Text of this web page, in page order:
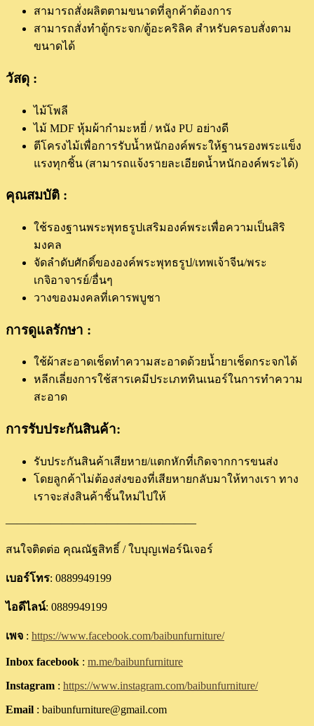
สามารถสั่งผลิตตามขนาดที่ลูกค้าต้องการ
สามารถสั่งทำตู้กระจก/ตู้อะคริลิค สำหรับครอบสั่งตาม
ขนาดได้
วัสดุ :
ไม้โพลี
ไม้ MDF หุ้มผ้ากำมะหยี่ / หนัง PU อย่างดี
ตีโครงไม้เพื่อการรับน้ำหนักองค์พระให้ฐานรองพระแข็ง
แรงทุกชิ้น (สามารถแจ้งรายละเอียดน้ำหนักองค์พระได้)
คุณสมบัติ :
ใช้รองฐานพระพุทธรูปเสริมองค์พระเพื่อความเป็นสิริ
มงคล
จัดลำดับศักดิ์ขององค์พระพุทธรูป/เทพเจ้าจีน/พระ
เกจิอาจารย์/อื่นๆ
วางของมงคลที่เคารพบูชา
การดูแลรักษา :
ใช้ผ้าสะอาดเช็ดทำความสะอาดด้วยน้ำยาเช็ดกระจกได้
หลีกเลี่ยงการใช้สารเคมีประเภททินเนอร์ในการทำความ
สะอาด
การรับประกันสินค้า:
รับประกันสินค้าเสียหาย/แตกหักที่เกิดจากการขนส่ง
โดยลูกค้าไม่ต้องส่งของที่เสียหายกลับมาให้ทางเรา ทาง
เราจะส่งสินค้าชิ้นใหม่ไปให้
—————————————————
สนใจติดต่อ คุณณัฐสิทธิ์ / ใบบุญเฟอร์นิเจอร์
เบอร์โทร: 0889949199
ไอดีไลน์: 0889949199
เพจ : https://www.facebook.com/baibunfurniture/
Inbox facebook : m.me/baibunfurniture
Instagram : https://www.instagram.com/baibunfurniture/
Email : baibunfurniture@gmail.com